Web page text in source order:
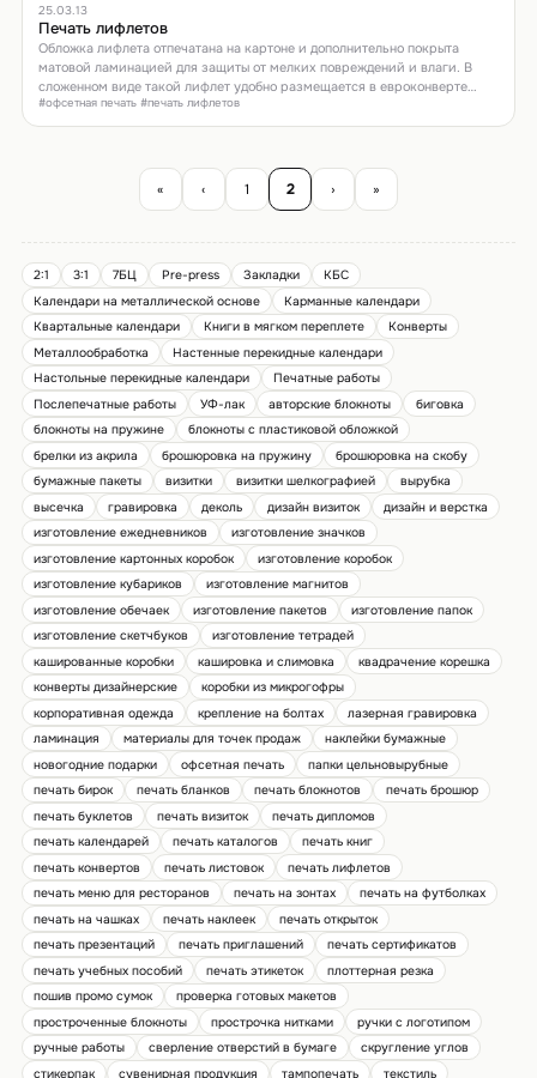
25.03.13
Печать лифлетов
Обложка лифлета отпечатана на картоне и дополнительно покрыта
матовой ламинацией для защиты от мелких повреждений и влаги. В
сложенном виде такой лифлет удобно размещается в евроконверте
(именно поэтому их часто называют евробуклетами). Для удобства
складывания сделано две биговки.
#офсетная печать #печать лифлетов
« ‹ 1 2 › »
2:1 3:1 7БЦ Pre-press Закладки
КБС
Календари на металлической основе
Карманные календари
Квартальные календари
Книги в мягком переплете
Конверты
Металлообработка
Настенные перекидные календари
Настольные перекидные календари
Печатные работы
Послепечатные работы
УФ-лак авторские блокноты
биговка
блокноты на пружине
блокноты с пластиковой обложкой
брелки из акрила
брошюровка на пружину
брошюровка на скобу
бумажные пакеты
визитки визитки шелкографией
вырубка
высечка
гравировка деколь дизайн визиток
дизайн и верстка
изготовление ежедневников
изготовление значков
изготовление картонных коробок
изготовление коробок
изготовление кубариков
изготовление магнитов
изготовление обечаек
изготовление пакетов
изготовление папок
изготовление скетчбуков
изготовление тетрадей
кашированные коробки
кашировка и слимовка
квадрачение корешка
конверты дизайнерские
коробки из микрогофры
корпоративная одежда
крепление на болтах
лазерная гравировка
ламинация
материалы для точек продаж
наклейки бумажные
новогодние подарки
офсетная печать
папки цельновырубные
печать бирок
печать бланков печать блокнотов
печать брошюр
печать буклетов
печать визиток
печать дипломов
печать календарей
печать каталогов
печать книг
печать конвертов
печать листовок
печать лифлетов
печать меню для ресторанов
печать на зонтах
печать на футболках
печать на чашках
печать наклеек
печать открыток
печать презентаций
печать приглашений
печать сертификатов
печать учебных пособий
печать этикеток
плоттерная резка
пошив промо сумок
проверка готовых макетов
простроченные блокноты
прострочка нитками
ручки с логотипом
ручные работы
сверление отверстий в бумаге
скругление углов
стикерпак
сувенирная продукция тампопечать текстиль